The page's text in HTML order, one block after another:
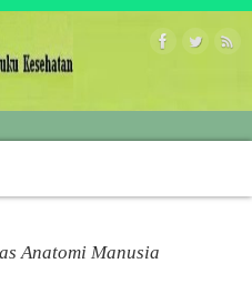
Anatomi Manusia